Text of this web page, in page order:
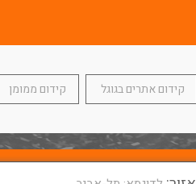
קידום אתרים בגוגל קידום ממומן